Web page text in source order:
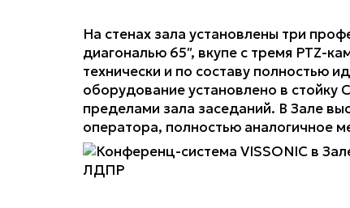
На стенах зала установлены три
диагональю 65″, вкупе с тремя PTZ-
технически и по составу полностью
оборудование установлено в стойку
пределами зала заседаний. В Зале
оператора, полностью аналогичное